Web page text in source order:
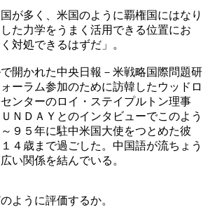
が多く、米国のように覇権国にはなり
た力学をうまく活用できる位置にお
対処できるはずだ」。
開かれた中央日報－米戦略国際問題研
ーラム参加のために訪韓したウッドロ
ンターのロイ・ステイプルトン理事
ＮＤＡＹとのインタビューでこのよう
９５年に駐中米国大使をつとめた彼
４歳まで過ごした。中国語が流ちょう
い関係を結んでいる。
ように評価するか。